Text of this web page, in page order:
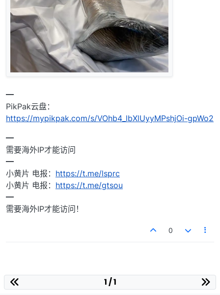
━
PikPak云盘：
https://mypikpak.com/s/VOhb4_lbXlUyyMPshjOi-gpWo2
━
需要海外IP才能访问
━
小黄片 电报： https://t.me/lsprc
小黄片 电报： https://t.me/gtsou
━
需要海外IP才能访问！
0
1 / 1